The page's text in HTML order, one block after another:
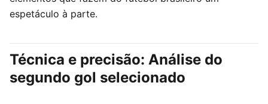
espetáculo à parte.
Técnica e precisão: Análise do
segundo gol selecionado